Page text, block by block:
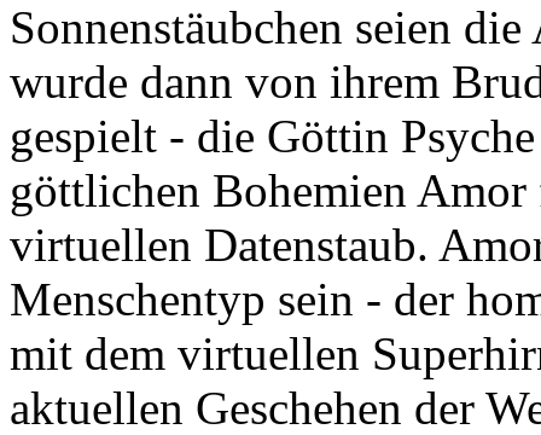
Sonnenstäubchen seien
wurde dann von ihrem
gespielt - die Göttin
göttlichen Bohemien
virtuellen Datenstaub.
Menschentyp sein - der
mit dem virtuellen
aktuellen Geschehen der